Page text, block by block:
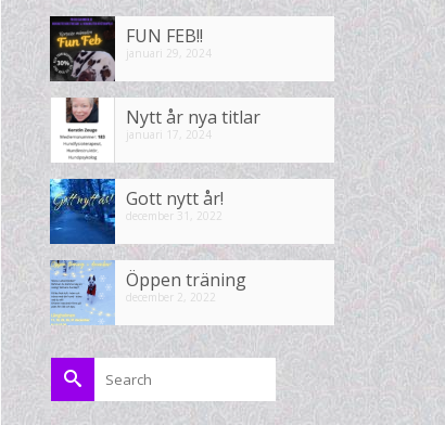
FUN FEB!!
januari 29, 2024
Nytt år nya titlar
januari 17, 2024
Gott nytt år!
december 31, 2022
Öppen träning
december 2, 2022
Search
for: